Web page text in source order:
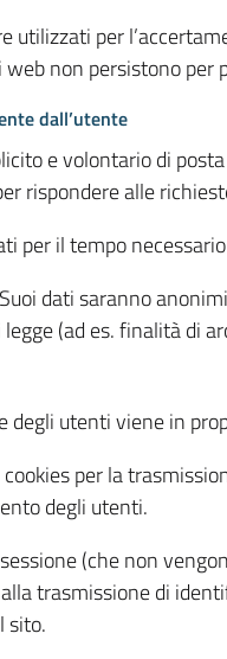
utilizzati per
non persistono per
dall’utente
e volontario di
rispondere alle
per il tempo
dati saranno
(ad es. finalità di
degli utenti viene in
per la
degli utenti.
sessione (che non
trasmissione di
sito.